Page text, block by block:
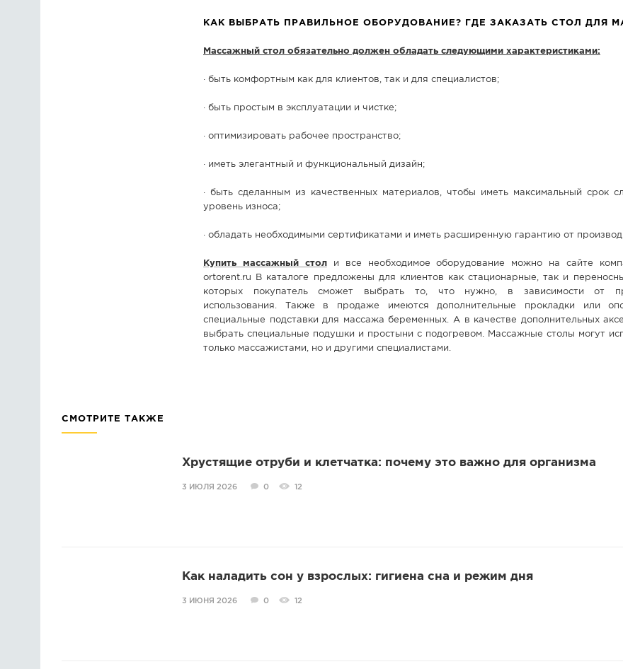
КАК ВЫБРАТЬ ПРАВИЛЬНОЕ ОБОРУДОВАНИЕ? ГДЕ ЗАКАЗАТЬ СТОЛ ДЛЯ
Массажный стол обязательно должен обладать следующими характеристиками:
· быть комфортным как для клиентов, так и для специалистов;
· быть простым в эксплуатации и чистке;
· оптимизировать рабочее пространство;
· иметь элегантный и функциональный дизайн;
· быть сделанным из качественных материалов, чтобы иметь максимальный срок
уровень износа;
· обладать необходимыми сертификатами и иметь расширенную гарантию от
Купить массажный столи все необходимое оборудование можно на сайте
ortorent.ru В каталоге предложены для клиентов как стационарные, так и
которых покупатель сможет выбрать то, что нужно, в зависимости от
использования. Также в продаже имеются дополнительные прокладки или
специальные подставки для массажа беременных. А в качестве дополнительных
выбрать специальные подушки и простыни с подогревом. Массажные столы могут
только массажистами, но и другими специалистами.
СМОТРИТЕ ТАКЖЕ
Хрустящие отруби и клетчатка: почему это важно для организма
3 ИЮЛЯ 2026 0 12
Как наладить сон у взрослых: гигиена сна и режим дня
3 ИЮНЯ 2026 0 12